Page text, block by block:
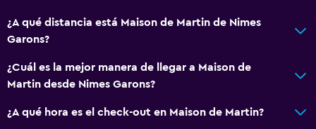
¿A qué distancia está Maison de Martin de Nimes
Garons?
¿Cuál es la mejor manera de llegar a Maison de
Martin desde Nimes Garons?
¿A qué hora es el check-out en Maison de Martin?